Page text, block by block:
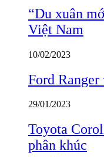
“Du xuân
Việt Nam
10/02/2023
Ford Ranger
29/01/2023
Toyota
phân khúc